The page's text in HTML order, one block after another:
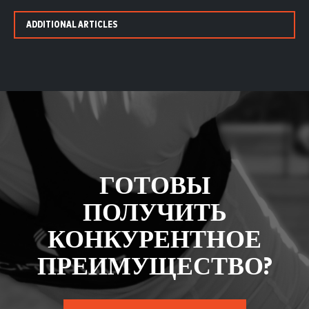
ADDITIONAL ARTICLES
ГОТОВЫ
ПОЛУЧИТЬ
КОНКУРЕНТНОЕ
ПРЕИМУЩЕСТВО?